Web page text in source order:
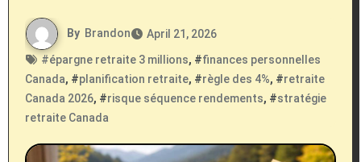
By Brandon
April 21, 2026
#épargne retraite 3 millions, #finances personnelles
Canada, #planification retraite, #règle des 4%, #retraite
Canada 2026, #risque séquence rendements, #stratégie
retraite Canada